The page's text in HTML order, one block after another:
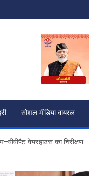
सोशल मीडिया वायरल
वेयरहाउस का निरीक्षण